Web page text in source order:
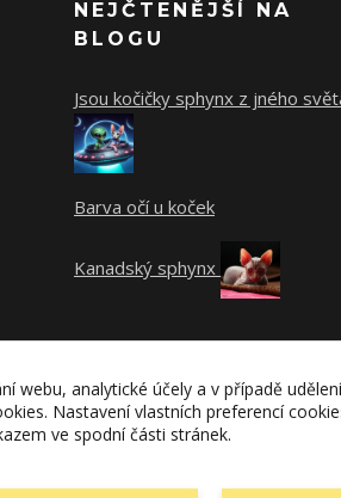
NEJČTENĚJŠÍ NA
BLOGU
Jsou kočičky sphynx z jného
Barva očí u koček
Kanadský sphynx
webu, analytické účely a v případě
Nastavení vlastních preferencí
ve spodní části stránek.